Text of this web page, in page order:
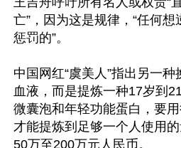
亡”，因为这是规律，“任何想
惩罚的”。
中国网红“虞美人”指出另一
血液，而是提炼一种17岁到
微囊泡和年轻功能蛋白，要
才能提炼到足够一个人使用
50万至200万元人民币。